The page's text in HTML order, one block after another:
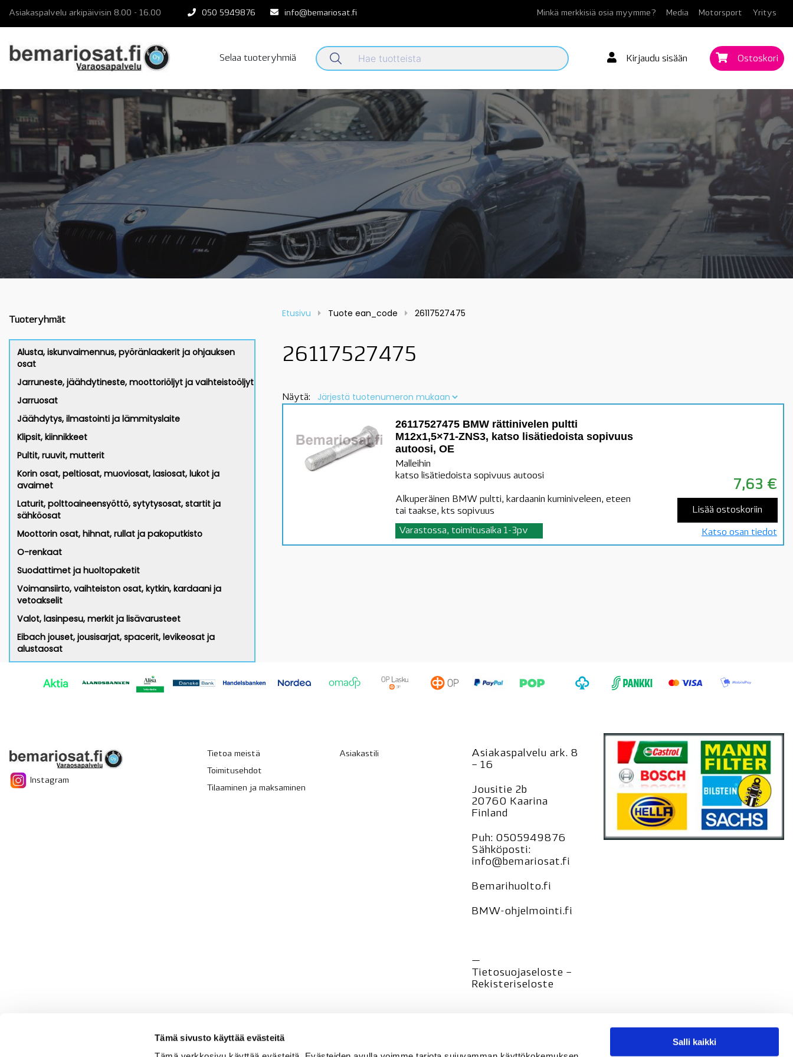
Tämä sivusto käyttää evästeitä
Salli kaikki
content
Asiakaspalvelu arkipäivisin 8.00 - 16.00 050 5949876 info@bemariosat.fi Minkä merkkisiä osia myymme? Media Motorsport Yritys
Selaa tuoteryhmiä Kirjaudu sisään Ostoskori
Tuoteryhmät
Alusta, iskunvaimennus, pyöränlaakerit ja ohjauksen
osat
Jarruneste, jäähdytineste, moottoriöljyt ja vaihteistoöljyt
Jarruosat
Jäähdytys, ilmastointi ja lämmityslaite
Klipsit, kiinnikkeet
Pultit, ruuvit, mutterit
Korin osat, peltiosat, muoviosat, lasiosat, lukot ja
avaimet
Laturit, polttoaineensyöttö, sytytysosat, startit ja
sähköosat
Moottorin osat, hihnat, rullat ja pakoputkisto
O-renkaat
Suodattimet ja huoltopaketit
Voimansiirto, vaihteiston osat, kytkin, kardaani ja
vetoakselit
Valot, lasinpesu, merkit ja lisävarusteet
Eibach jouset, jousisarjat, spacerit, levikeosat ja
alustaosat
Etusivu Tuote ean_code 26117527475
26117527475
Näytä:
26117527475 BMW rättinivelen pultti
M12x1,5×71-ZNS3, katso lisätiedoista sopivuus
autoosi, OE
Malleihin
katso lisätiedoista sopivuus autoosi
Alkuperäinen BMW pultti, kardaanin kuminiveleen, eteen
tai taakse, kts sopivuus
Varastossa, toimitusaika 1-3pv
7,63 €
Lisää ostoskoriin
Katso osan tiedot
Instagram
Tietoa meistä
Toimitusehdot
Tilaaminen ja maksaminen
Asiakastili
Asiakaspalvelu ark. 8
– 16
Jousitie 2b
20760 Kaarina
Finland
Puh: 0505949876
Sähköposti:
info@bemariosat.fi
Bemarihuolto.fi
BMW-ohjelmointi.fi
—
Tietosuojaseloste –
Rekisteriseloste